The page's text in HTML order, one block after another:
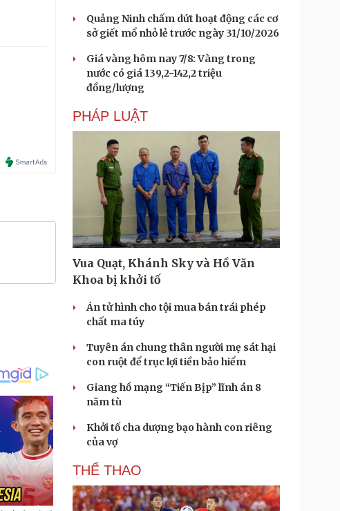
Quảng Ninh chấm dứt hoạt động các cơ
sở giết mổ nhỏ lẻ trước ngày 31/10/2026
Giá vàng hôm nay 7/8: Vàng trong
nước có giá 139,2-142,2 triệu
đồng/lượng
PHÁP LUẬT
Vua Quạt, Khánh Sky và Hồ Văn
Khoa bị khởi tố
Án tử hình cho tội mua bán trái phép
chất ma túy
Tuyên án chung thân người mẹ sát hại
con ruột để trục lợi tiền bảo hiểm
Giang hồ mạng “Tiến Bịp” lĩnh án 8
năm tù
Khởi tố cha dượng bạo hành con riêng
của vợ
THỂ THAO